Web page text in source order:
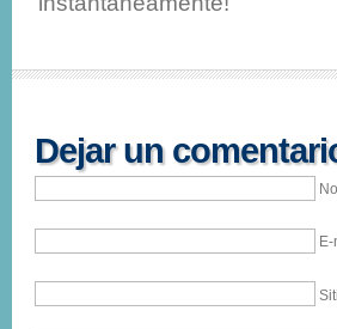
Dejar un